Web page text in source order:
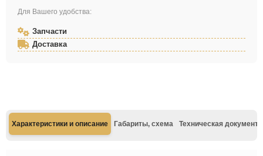
Для Вашего удобства:
Запчасти
Доставка
Характеристики и описание Габариты, схема Техническая